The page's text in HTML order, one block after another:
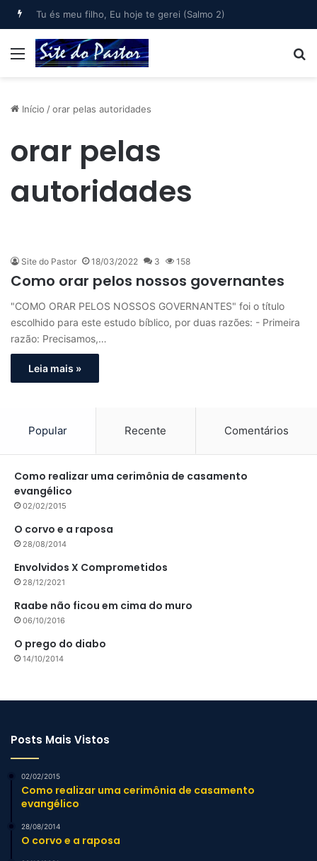
Bem-aventurado o homem que… (Salmo 1)
Menu
Início /orar pelas autoridades
orar pelas
autoridades
Site do Pastor 18/03/2022 3 158
Como orar pelos nossos governantes
"COMO ORAR PELOS NOSSOS GOVERNANTES" foi o título
escolhido para este estudo bíblico, por duas razões: - Primeira
razão: Precisamos,…
Leia mais »
Popular Recente Comentários
Como realizar uma cerimônia de casamento
evangélico
02/02/2015
O corvo e a raposa
28/08/2014
Envolvidos X Comprometidos
28/12/2021
Raabe não ficou em cima do muro
06/10/2016
O prego do diabo
14/10/2014
Posts Mais Vistos
02/02/2015
Como realizar uma cerimônia de casamento
evangélico
28/08/2014
O corvo e a raposa